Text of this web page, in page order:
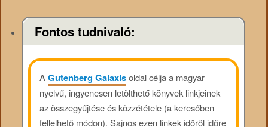
Fontos tudnivaló:
AGutenberg Galaxisoldal célja a magyar
nyelvű, ingyenesen letölthető könyvek linkjeinek
az összegyűjtése és közzététele (a keresőben
fellelhető módon). Sajnos ezen linkek időről időre